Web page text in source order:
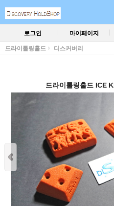
로그인 마이페이지
드라이툴링홀드 디스커버리
드라이툴링홀드 ICE